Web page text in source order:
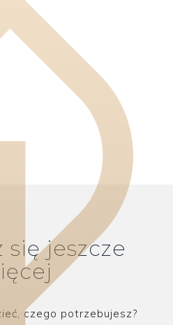
się jeszcze
czego potrzebujesz?